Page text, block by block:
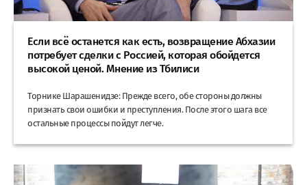
Если всё останется как есть, возвращение Абхазии
потребует сделки с Россией, которая обойдется
высокой ценой. Мнение из Тбилиси
Торнике Шарашенидзе: Прежде всего, обе стороны должны
признать свои ошибки и преступления. После этого шага все
остальные процессы пойдут легче.